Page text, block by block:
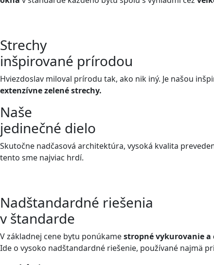
Strechy
inšpirované prírodou
Hviezdoslav miloval prírodu tak, ako nik iný. Je našou
extenzívne zelené strechy.
Naše
jedinečné dielo
Skutočne nadčasová architektúra, vysoká kvalita
tento sme najviac hrdí.
Nadštandardné riešenia
v štandarde
V základnej cene bytu ponúkamestropné vykurovanie a
Ide o vysoko nadštandardné riešenie, používané najmä